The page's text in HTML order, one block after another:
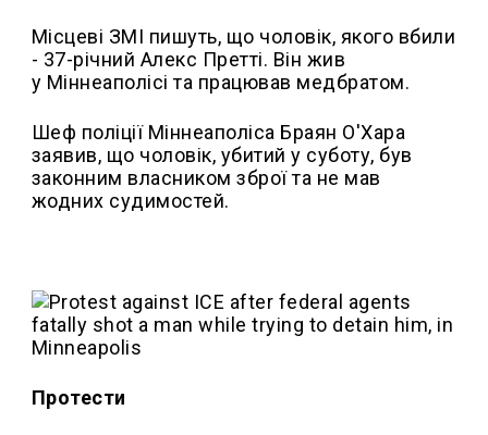
Місцеві ЗМІ пишуть, що чоловік, якого вбили
- 37-річний Алекс Претті. Він жив
у Міннеаполісі та працював медбратом.
Шеф поліції Міннеаполіса Браян О'Хара
заявив, що чоловік, убитий у суботу, був
законним власником зброї та не мав
жодних судимостей.
Протести